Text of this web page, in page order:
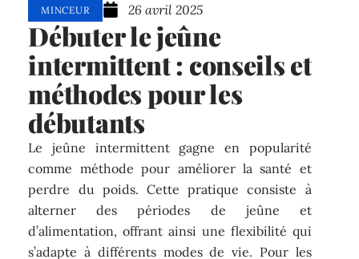
MINCEUR 26 avril 2025
Débuter le jeûne
intermittent : conseils et
méthodes pour les
débutants
Le jeûne intermittent gagne en popularité
comme méthode pour améliorer la santé et
perdre du poids. Cette pratique consiste à
alterner des périodes de jeûne et
d’alimentation, offrant ainsi une flexibilité qui
s’adapte à différents modes de vie. Pour les